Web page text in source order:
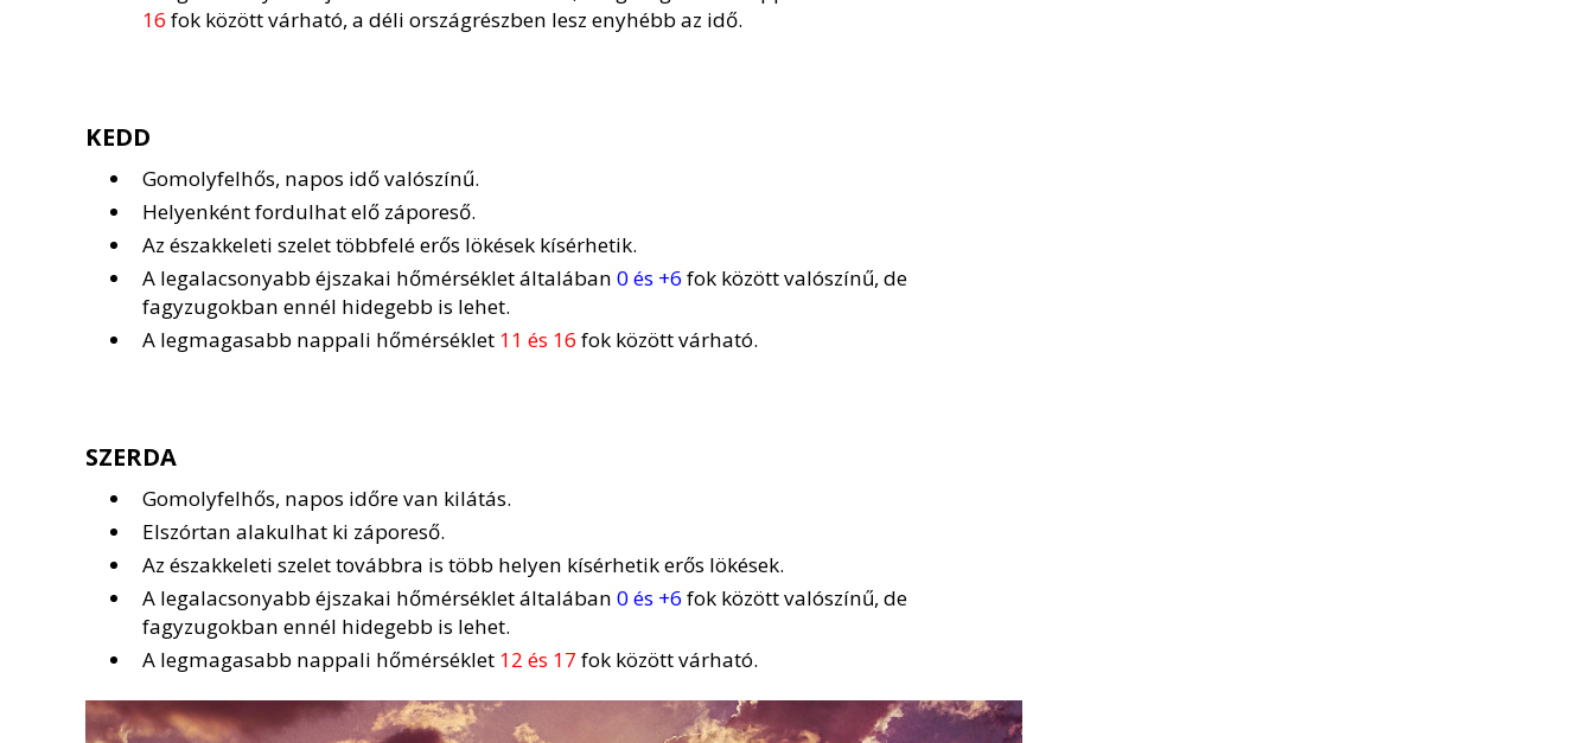
16 fok között várható, a déli országrészben lesz enyhébb az idő.
KEDD
Gomolyfelhős, napos idő valószínű.
Helyenként fordulhat elő záporeső.
Az északkeleti szelet többfelé erős lökések kísérhetik.
A legalacsonyabb éjszakai hőmérséklet általában 0 és +6 fok között valószínű, de
fagyzugokban ennél hidegebb is lehet.
A legmagasabb nappali hőmérséklet 11 és 16 fok között várható.
SZERDA
Gomolyfelhős, napos időre van kilátás.
Elszórtan alakulhat ki záporeső.
Az északkeleti szelet továbbra is több helyen kísérhetik erős lökések.
A legalacsonyabb éjszakai hőmérséklet általában 0 és +6 fok között valószínű, de
fagyzugokban ennél hidegebb is lehet.
A legmagasabb nappali hőmérséklet 12 és 17 fok között várható.